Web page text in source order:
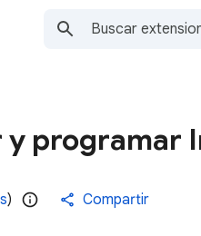
y programar
) Compartir